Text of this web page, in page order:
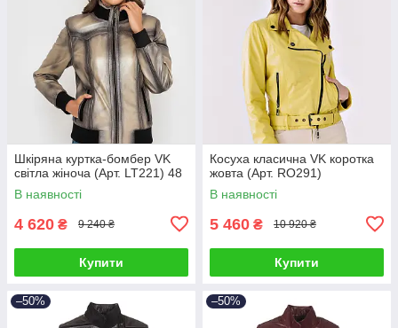
Шкіряна куртка-бомбер VK
світла жіноча (Арт. LT221) 48
В наявності
4 620 ₴ 9 240 ₴
Купити
Косуха класична VK коротка
жовта (Арт. RO291)
В наявності
5 460 ₴ 10 920 ₴
Купити
–50% –50%